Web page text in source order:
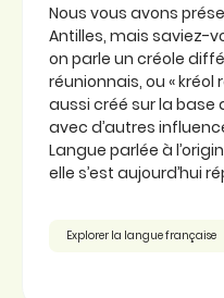
Nous vous avons
Antilles, mais saviez-
on parle un créole
réunionnais, ou « kréol
aussi créé sur la base
avec d’autres
Langue parlée à
elle s’est aujourd’hui
Explorer la langue française